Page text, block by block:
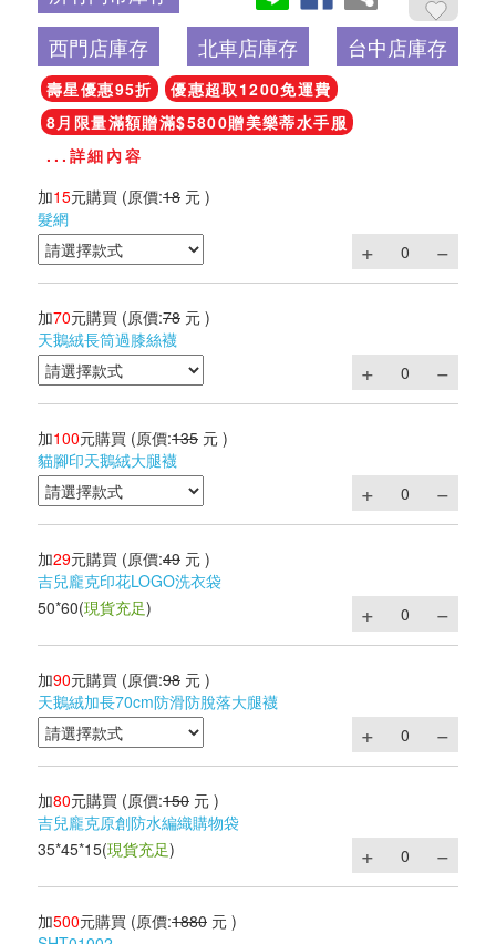
西門店庫存 北車店庫存 台中店庫存
壽星優惠95折
優惠超取1200免運費
8月限量滿額贈滿$5800贈美樂蒂水手服
...詳細內容
加15元購買 (原價:18 元 )
髮網
加70元購買 (原價:78 元 )
天鵝絨長筒過膝絲襪
加100元購買 (原價:135 元 )
貓腳印天鵝絨大腿襪
加29元購買 (原價:49 元 )
吉兒龐克印花LOGO洗衣袋
50*60(現貨充足)
加90元購買 (原價:98 元 )
天鵝絨加長70cm防滑防脫落大腿襪
加80元購買 (原價:150 元 )
吉兒龐克原創防水編織購物袋
35*45*15(現貨充足)
加500元購買 (原價:1880 元 )